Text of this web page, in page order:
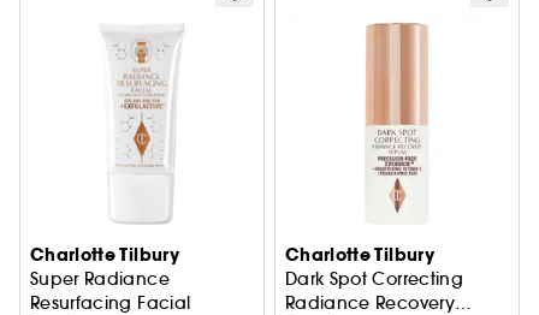
Charlotte Tilbury
Super Radiance
Resurfacing Facial
Charlotte Tilbury
Dark Spot Correcting
Radiance Recovery